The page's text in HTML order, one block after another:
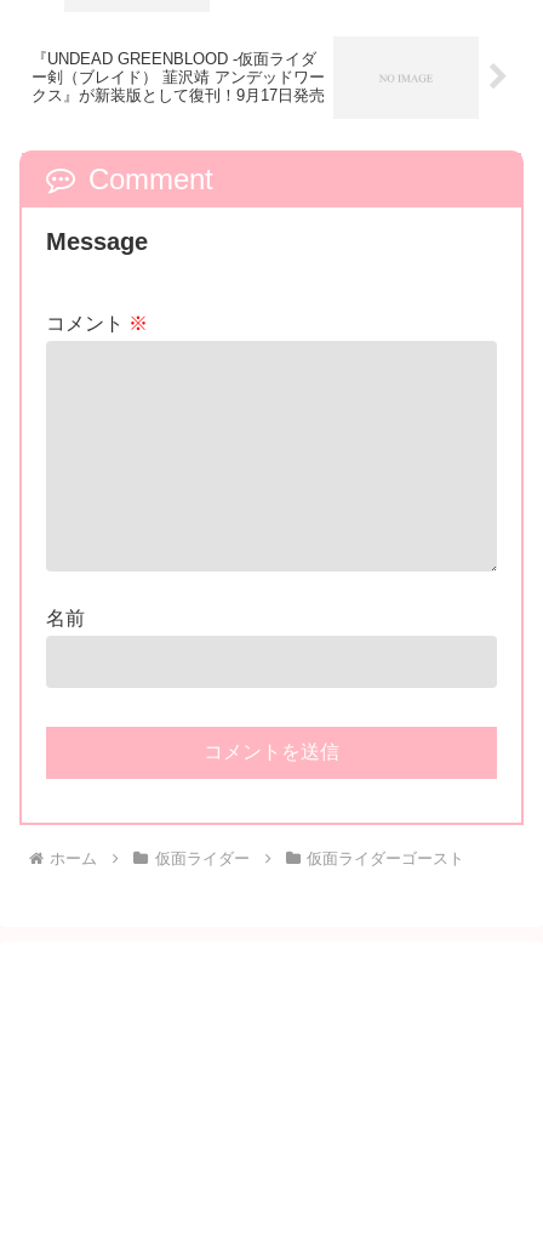
『UNDEAD GREENBLOOD -仮面ライダ
ー剣（ブレイド） 韮沢靖 アンデッドワー
クス』が新装版として復刊！9月17日発売
Comment
Message
コメント ※
名前
ホーム 仮面ライダー 仮面ライダーゴースト